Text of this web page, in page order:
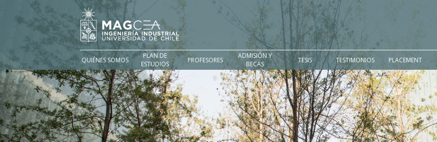
QUIÉNES SOMOS
PLAN DE
ESTUDIOS
PROFESORES
ADMISIÓN Y
BECAS
TESIS TESTIMONIOS PLACEMENT